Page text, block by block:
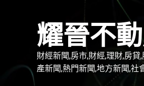
耀晉不
財經新聞,房市,財經,理財,房貸
產新聞,熱門新聞,地方新聞,社